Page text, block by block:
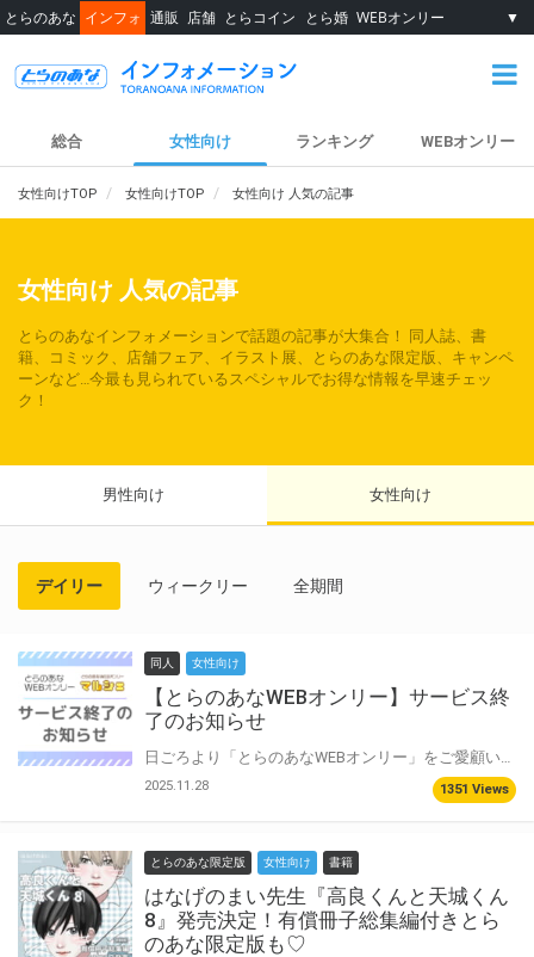
とらのあな インフォ 通販 店舗 とらコイン とら婚 WEBオンリー ▼
総合 女性向け ランキング WEBオンリー
女性向けTOP 女性向けTOP 女性向け 人気の記事
女性向け 人気の記事
とらのあなインフォメーションで話題の記事が大集合！ 同人誌、書
籍、コミック、店舗フェア、イラスト展、とらのあな限定版、キャンペ
ーンなど…今最も見られているスペシャルでお得な情報を早速チェッ
ク！
男性向け 女性向け
デイリー ウィークリー 全期間
同人 女性向け
【とらのあなWEBオンリー】サービス終
了のお知らせ
2025.11.28 1351 Views
とらのあな限定版 女性向け 書籍
はなげのまい先生『高良くんと天城くん
8』発売決定！有償冊子総集編付きとら
のあな限定版も♡